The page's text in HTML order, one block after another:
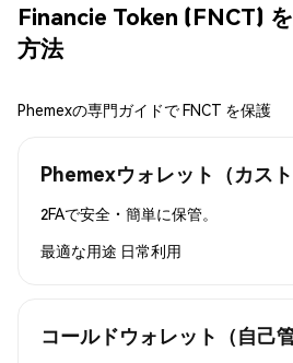
Financie Token (FNCT)
方法
Phemexの専門ガイドで FNCT を保護
Phemexウォレット（カスト
2FAで安全・簡単に保管。
最適な用途 日常利用
コールドウォレット（自己管